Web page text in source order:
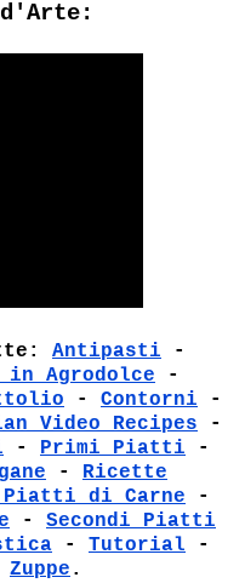
d'Arte:
Antipasti -
in Agrodolce -
- Contorni -
Video Recipes -
- Primi Piatti -
- Ricette
Piatti di Carne -
- Secondi Piatti
- Tutorial -
Zuppe .